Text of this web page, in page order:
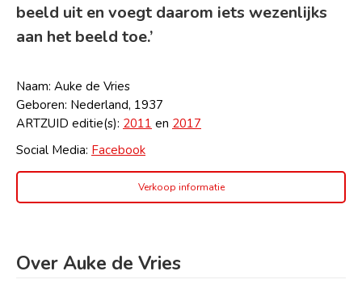
beeld uit en voegt daarom iets wezenlijks
aan het beeld toe.’
Naam: Auke de Vries
Geboren: Nederland, 1937
ARTZUID editie(s): 2011 en 2017
Social Media: Facebook
Verkoop informatie
Over Auke de Vries